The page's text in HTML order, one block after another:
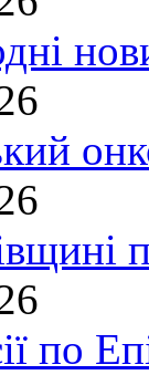
по